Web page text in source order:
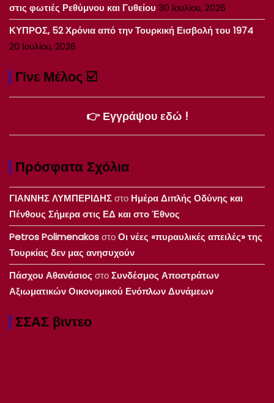
στις φωτιές Ρεθύμνου και Γυθείου 30 Ιουλίου, 2026
ΚΥΠΡΟΣ, 52 Χρόνια από την Τουρκική Εισβολή του 1974
20 Ιουλίου, 2026
Γίνε Μέλος ☑️
👉 Εγγράψου εδώ !
Πρόσφατα Σχόλια
ΓΙΑΝΝΗΣ ΛΥΜΠΕΡΙΔΗΣστο Ημέρα Διπλής Οδύνης και
Πένθους Σήμερα στις ΕΔ και στο Έθνος
Petros PolimenakosστοΟι νέες «πυραυλικές απειλές» της
Τουρκίας δεν μας ανησυχούν
Πάσχου ΑθανάσιοςστοΣυνδέσμος Αποστράτων
Αξιωματικών Οικονομικού Ενόπλων Δυνάμεων
ΣΣΑΣ βιντεο